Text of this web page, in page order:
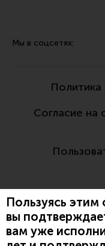
Пользуясь этим
вы
вам уже
Мы в соцсетях:
Согласие на